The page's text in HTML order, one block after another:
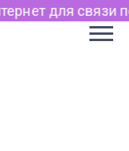
для связи